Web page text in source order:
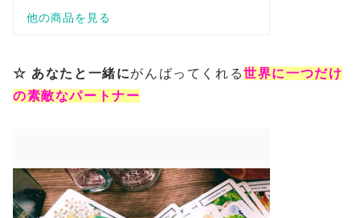
☆ あなたと一緒にがんばってくれる世界に一つだけ
の素敵なパートナー